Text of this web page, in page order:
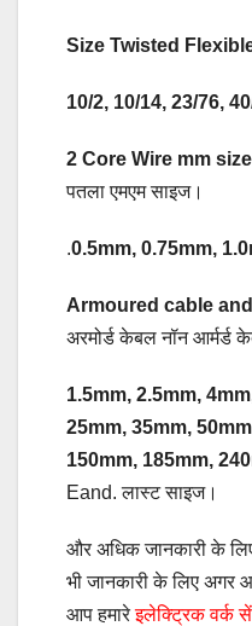
Size Twisted
10/2, 10/14, 23/76,
2 Core Wire mm
पतला एमएम साइज।
.0.5mm, 0.75mm,
Armoured cable
अरमोर्ड केबल नॉन
1.5mm, 2.5mm,
25mm, 35mm,
150mm, 185mm,
Eand. लास्ट साइज।
और अधिक जानकारी के
भी जानकारी के लिए अगर
आप हमारेइलेक्ट्रिक वर्क